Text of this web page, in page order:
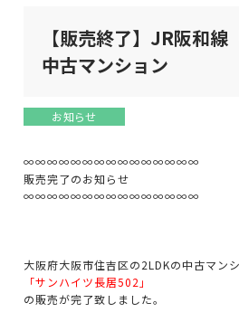
【販売終了】JR阪和
中古マンション
お知らせ
∞∞∞∞∞∞∞∞∞∞∞∞∞∞∞
販売完了のお知らせ
∞∞∞∞∞∞∞∞∞∞∞∞∞∞∞
大阪府大阪市住吉区の2LDKの中古マン
「サンハイツ長居502」
の販売が完了致しました。